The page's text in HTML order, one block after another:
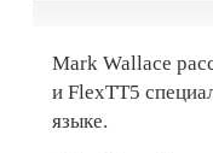
Mark Wallace
и FlexTT5
языке.